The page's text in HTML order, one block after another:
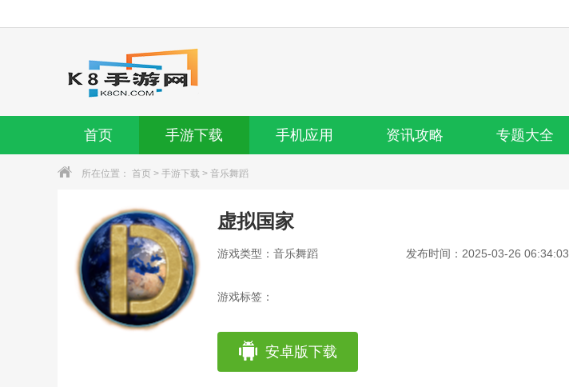
首页 手游下载 手机应用 资讯攻略 专题大全
所在位置： 首页 > 手游下载 > 音乐舞蹈
虚拟国家
游戏类型：音乐舞蹈 发布时间：2025-03-26 06:34:03
游戏标签：
安卓版下载